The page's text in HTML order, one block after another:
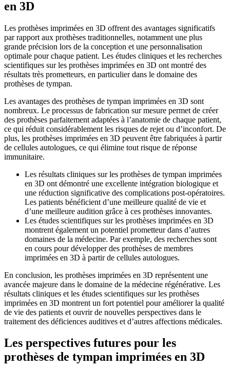
en 3D
Les prothèses imprimées en 3D offrent des avantages significatifs
par rapport aux prothèses traditionnelles, notamment une plus
grande précision lors de la conception et une personnalisation
optimale pour chaque patient. Les études cliniques et les recherches
scientifiques sur les prothèses imprimées en 3D ont montré des
résultats très prometteurs, en particulier dans le domaine des
prothèses de tympan.
Les avantages des prothèses de tympan imprimées en 3D sont
nombreux. Le processus de fabrication sur mesure permet de créer
des prothèses parfaitement adaptées à l’anatomie de chaque patient,
ce qui réduit considérablement les risques de rejet ou d’inconfort. De
plus, les prothèses imprimées en 3D peuvent être fabriquées à partir
de cellules autologues, ce qui élimine tout risque de réponse
immunitaire.
Les résultats cliniques sur les prothèses de tympan imprimées
en 3D ont démontré une excellente intégration biologique et
une réduction significative des complications post-opératoires.
Les patients bénéficient d’une meilleure qualité de vie et
d’une meilleure audition grâce à ces prothèses innovantes.
Les études scientifiques sur les prothèses imprimées en 3D
montrent également un potentiel prometteur dans d’autres
domaines de la médecine. Par exemple, des recherches sont
en cours pour développer des prothèses de membres
imprimées en 3D à partir de cellules autologues.
En conclusion, les prothèses imprimées en 3D représentent une
avancée majeure dans le domaine de la médecine régénérative. Les
résultats cliniques et les études scientifiques sur les prothèses
imprimées en 3D montrent un fort potentiel pour améliorer la qualité
de vie des patients et ouvrir de nouvelles perspectives dans le
traitement des déficiences auditives et d’autres affections médicales.
Les perspectives futures pour les
prothèses de tympan imprimées en 3D